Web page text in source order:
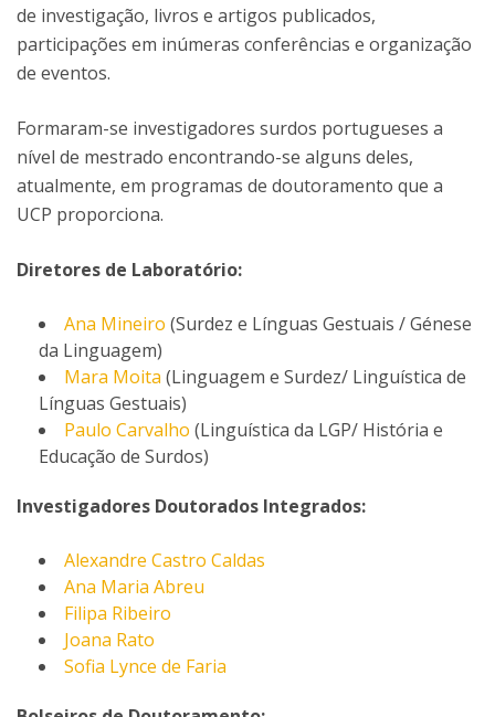
de investigação, livros e artigos publicados,
participações em inúmeras conferências e organização
de eventos.
Formaram-se investigadores surdos portugueses a
nível de mestrado encontrando-se alguns deles,
atualmente, em programas de doutoramento que a
UCP proporciona.
Diretores de Laboratório:
Ana Mineiro (Surdez e Línguas Gestuais / Génese
da Linguagem)
Mara Moita (Linguagem e Surdez/ Linguística de
Línguas Gestuais)
Paulo Carvalho (Linguística da LGP/ História e
Educação de Surdos)
Investigadores Doutorados Integrados:
Alexandre Castro Caldas
Ana Maria Abreu
Filipa Ribeiro
Joana Rato
Sofia Lynce de Faria